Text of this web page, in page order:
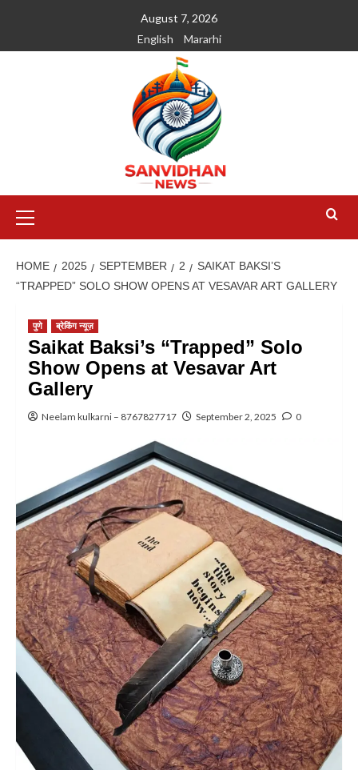
August 7, 2026
English
Mararhi
HOME 2025 SEPTEMBER 2
SAIKAT BAKSI’S
“TRAPPED” SOLO SHOW OPENS AT VESAVAR ART GALLERY
पुणे ब्रेकिंग न्यूज़
Saikat Baksi’s “Trapped” Solo
Show Opens at Vesavar Art
Gallery
Neelam kulkarni – 8767827717 September 2, 2025 0